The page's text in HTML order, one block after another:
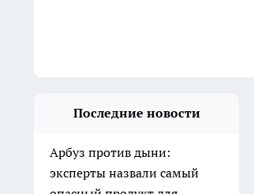
Последние новости
Арбуз против дыни:
эксперты назвали самый